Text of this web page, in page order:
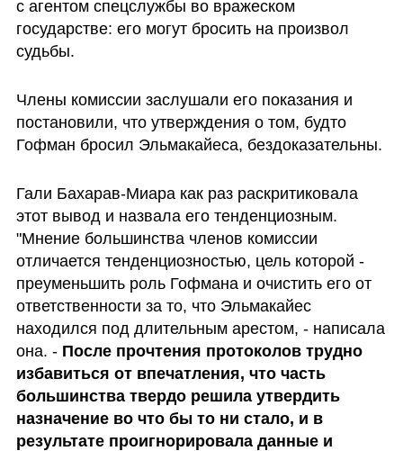
с агентом спецслужбы во вражеском
государстве: его могут бросить на произвол
судьбы.
Члены комиссии заслушали его показания и
постановили, что утверждения о том, будто
Гофман бросил Эльмакайеса, бездоказательны.
Гали Бахарав-Миара как раз раскритиковала
этот вывод и назвала его тенденциозным.
"Мнение большинства членов комиссии
отличается тенденциозностью, цель которой -
преуменьшить роль Гофмана и очистить его от
ответственности за то, что Эльмакайес
находился под длительным арестом, - написала
она. - После прочтения протоколов трудно
избавиться от впечатления, что часть
большинства твердо решила утвердить
назначение во что бы то ни стало, и в
результате проигнорировала данные и